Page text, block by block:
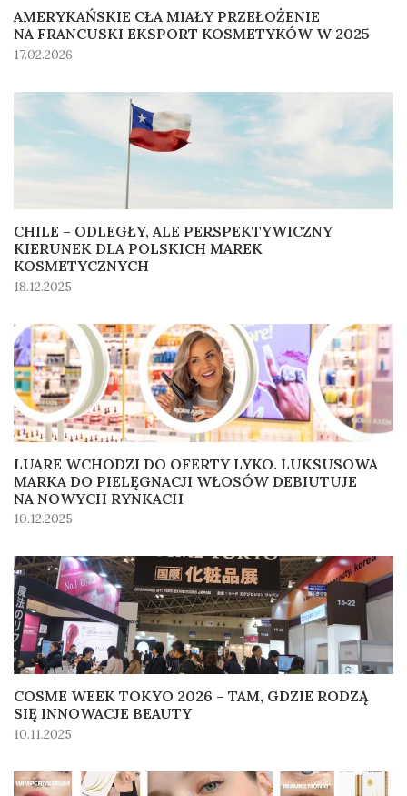
AMERYKAŃSKIE CŁA MIAŁY PRZEŁOŻENIE
NA FRANCUSKI EKSPORT KOSMETYKÓW W 2025
17.02.2026
CHILE – ODLEGŁY, ALE PERSPEKTYWICZNY
KIERUNEK DLA POLSKICH MAREK
KOSMETYCZNYCH
18.12.2025
LUARE WCHODZI DO OFERTY LYKO. LUKSUSOWA
MARKA DO PIELĘGNACJI WŁOSÓW DEBIUTUJE
NA NOWYCH RYNKACH
10.12.2025
COSME WEEK TOKYO 2026 – TAM, GDZIE RODZĄ
SIĘ INNOWACJE BEAUTY
10.11.2025